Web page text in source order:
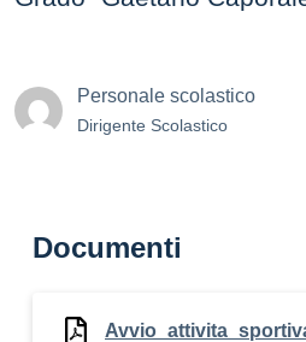
Personale scolastico
Dirigente Scolastico
Documenti